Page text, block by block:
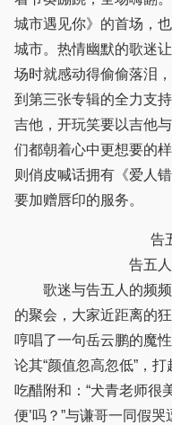
城市遇见你》的首场，
城市。热情幽默的歌迷
场时就感动得偷偷落泪
到第三张专辑的全力支
吉他，开玩笑要以吉他
们都朝着心中更想要的
则俏皮喊话拥有《爱人
要加赠唇印的服务。
告
告五
歌迷与告五人的频频
的聚会，大家近距离的
哼唱了一句岳云鹏的魔
论其“颜值忽高忽低”，
吃醋附和：“犬青老师很
便’吗？”与谦哥一同假